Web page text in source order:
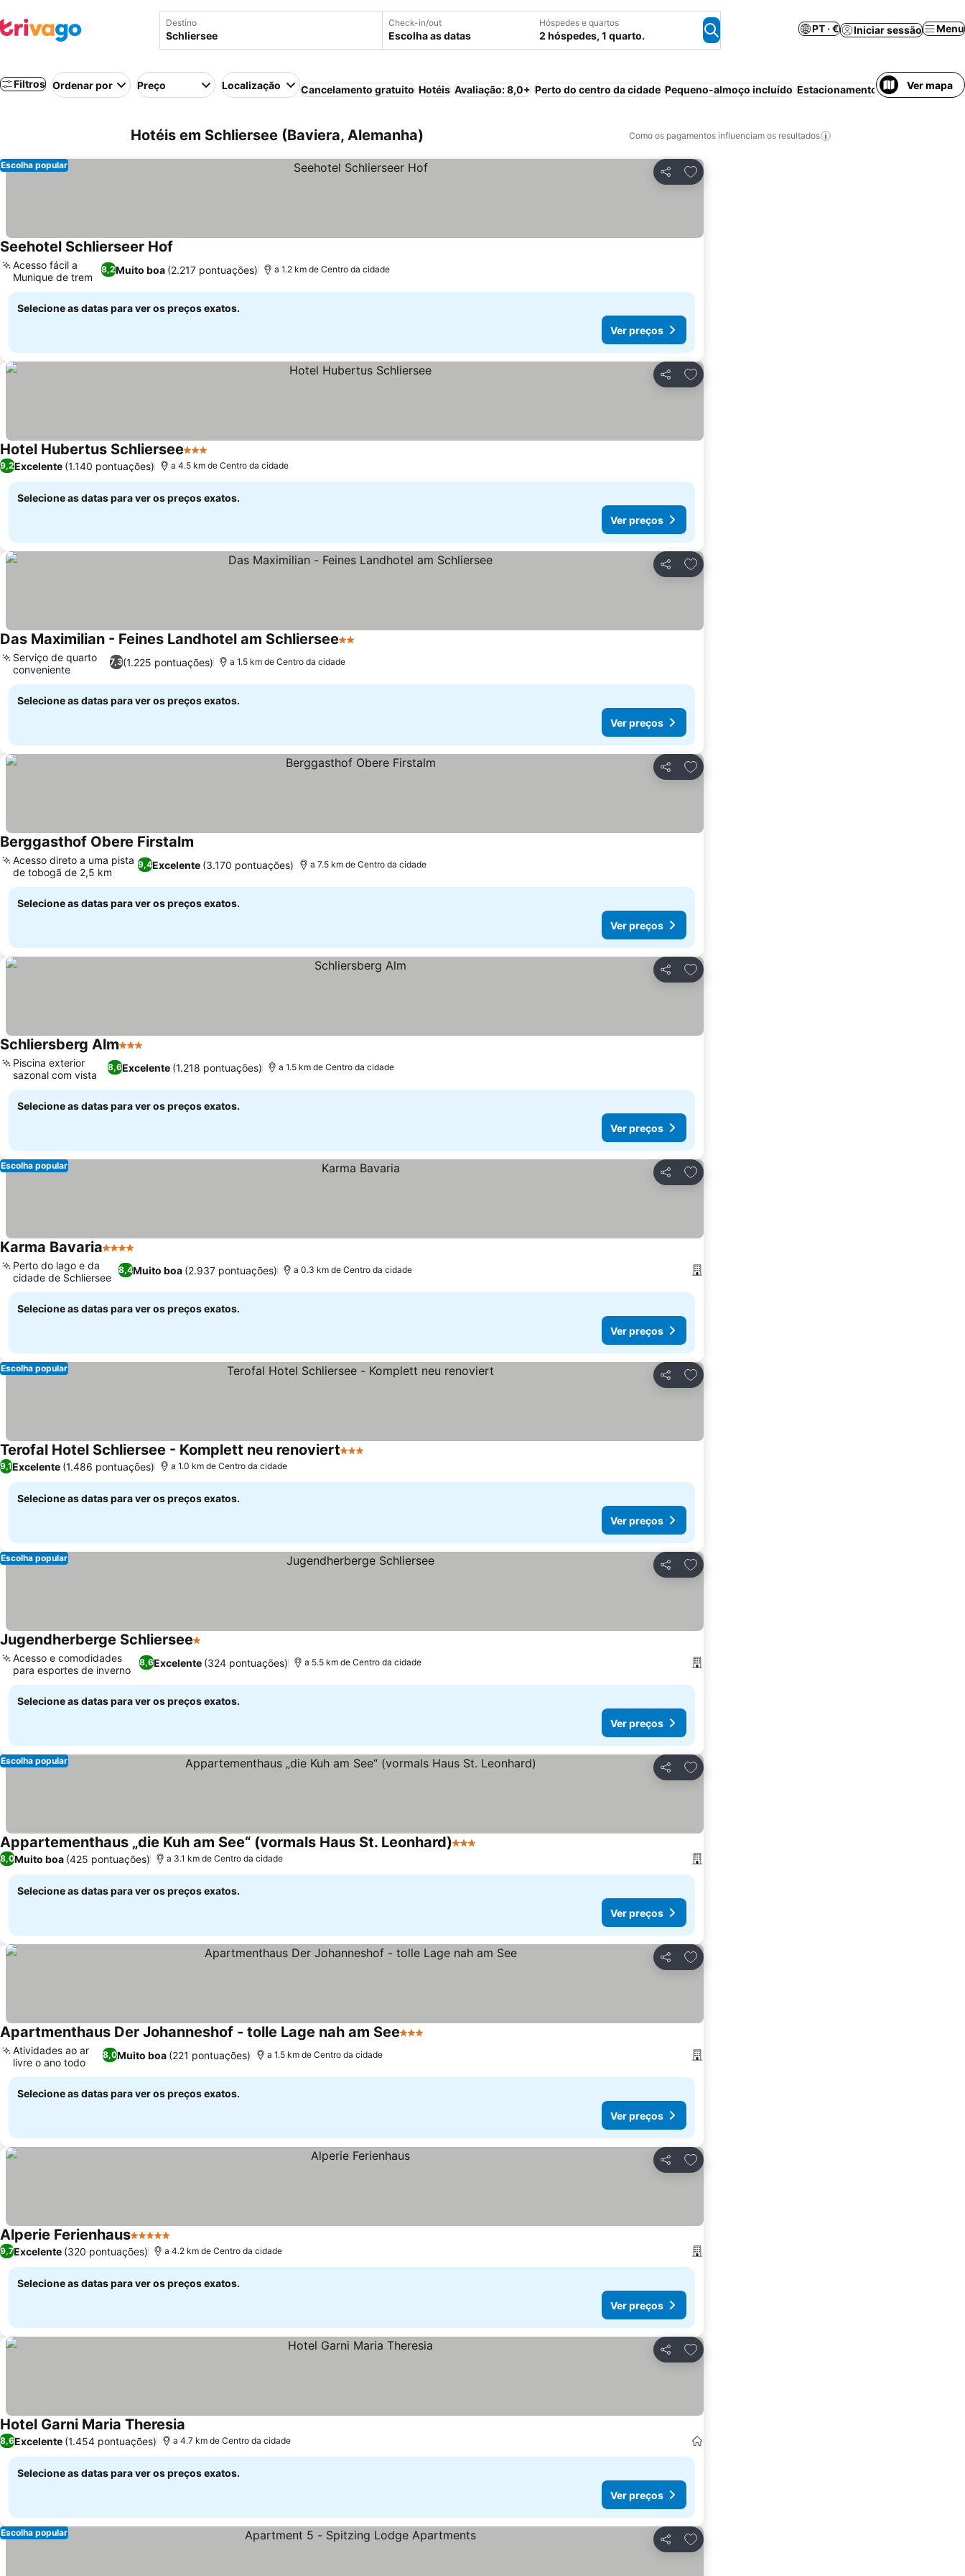
Destino Check-in/out
Escolha as datas
Hóspedes e quartos
2 hóspedes, 1 quarto.
PT · € Iniciar sessão Menu
Filtros Ordenar por Preço Localização Cancelamento gratuito Hotéis Avaliação: 8,0+ Perto do centro da cidade Pequeno-almoço incluído Estacionamento Meia-pensão
Ver mapa
Hotéis em Schliersee (Baviera, Alemanha) Como os pagamentos influenciam os resultados
Partilhar
Adicionar aos favoritos
Escolha popular
Seehotel Schlierseer Hof
8,2Muito boa (2.217 pontuações)
Acesso fácil a
Munique de trem
a 1.2 km de Centro da cidade
Selecione as datas para ver os preços exatos.
Ver preços
Partilhar
Adicionar aos favoritos
Hotel Hubertus Schliersee3 Estrelas
9,2Excelente (1.140 pontuações) a 4.5 km de Centro da cidade
Selecione as datas para ver os preços exatos.
Ver preços
Partilhar
Adicionar aos favoritos
Das Maximilian - Feines Landhotel am Schliersee2 Estrelas
7,3(1.225 pontuações)
Serviço de quarto
conveniente
a 1.5 km de Centro da cidade
Selecione as datas para ver os preços exatos.
Ver preços
Partilhar
Adicionar aos favoritos
Berggasthof Obere Firstalm
9,4Excelente (3.170 pontuações)
Acesso direto a uma pista
de tobogã de 2,5 km
a 7.5 km de Centro da cidade
Selecione as datas para ver os preços exatos.
Ver preços
Partilhar
Adicionar aos favoritos
Schliersberg Alm3 Estrelas
8,6Excelente (1.218 pontuações)
Piscina exterior
sazonal com vista
a 1.5 km de Centro da cidade
Selecione as datas para ver os preços exatos.
Ver preços
Partilhar
Adicionar aos favoritos
Escolha popular
Karma Bavaria4 Estrelas
8,4Muito boa (2.937 pontuações)
Perto do lago e da
cidade de Schliersee
a 0.3 km de Centro da cidade
Selecione as datas para ver os preços exatos.
Ver preços
Partilhar
Adicionar aos favoritos
Escolha popular
Terofal Hotel Schliersee - Komplett neu renoviert3 Estrelas
9,1Excelente (1.486 pontuações) a 1.0 km de Centro da cidade
Selecione as datas para ver os preços exatos.
Ver preços
Partilhar
Adicionar aos favoritos
Escolha popular
Jugendherberge Schliersee1 Estrelas
8,6Excelente (324 pontuações)
Acesso e comodidades
para esportes de inverno
a 5.5 km de Centro da cidade
Selecione as datas para ver os preços exatos.
Ver preços
Partilhar
Adicionar aos favoritos
Escolha popular
Appartementhaus „die Kuh am See“ (vormals Haus St. Leonhard)3 Estrelas
8,0Muito boa (425 pontuações) a 3.1 km de Centro da cidade
Selecione as datas para ver os preços exatos.
Ver preços
Partilhar
Adicionar aos favoritos
Apartmenthaus Der Johanneshof - tolle Lage nah am See3 Estrelas
8,0Muito boa (221 pontuações)
Atividades ao ar
livre o ano todo
a 1.5 km de Centro da cidade
Selecione as datas para ver os preços exatos.
Ver preços
Partilhar
Adicionar aos favoritos
Alperie Ferienhaus5 Estrelas
9,7Excelente (320 pontuações) a 4.2 km de Centro da cidade
Selecione as datas para ver os preços exatos.
Ver preços
Partilhar
Adicionar aos favoritos
Hotel Garni Maria Theresia
8,6Excelente (1.454 pontuações) a 4.7 km de Centro da cidade
Selecione as datas para ver os preços exatos.
Ver preços
Partilhar
Adicionar aos favoritos
Escolha popular